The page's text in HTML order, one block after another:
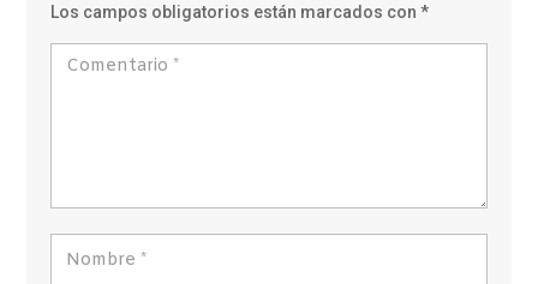
Los campos obligatorios están marcados con*